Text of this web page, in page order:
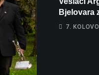
Bjelovara
14. mjesto
7.